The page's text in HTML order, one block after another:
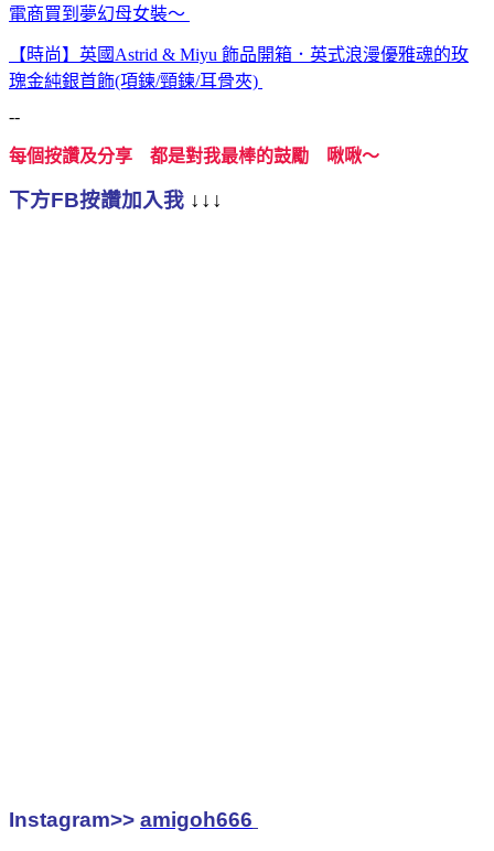
電商買到夢幻母女裝～
【時尚】英國Astrid & Miyu 飾品開箱．英式浪漫優雅魂的玫
瑰金純銀首飾(項鍊/頸鍊/耳骨夾)
--
每個按讚及分享 都是對我最棒的鼓勵 啾啾～
下方FB按讚加入我 ↓↓↓
Instagram>> amigoh666